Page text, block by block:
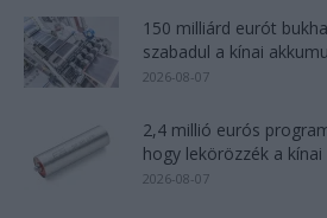
150 milliárd eurót
szabadul a kínai
2026-08-07
2,4 millió eurós
hogy lekörözzék a
2026-08-07